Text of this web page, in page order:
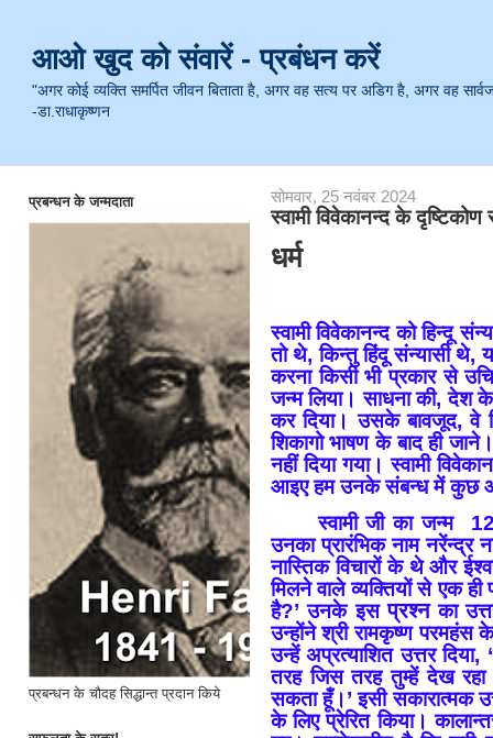
आओ खुद को संवारें - प्रबंधन करें
"अगर कोई व्यक्ति समर्पित जीवन बिताता है, अगर वह सत्य पर अडिग है, अगर वह
-डा.राधाकृष्णन
प्रबन्धन के जन्मदाता
प्रबन्धन के चौदह सिद्धान्त प्रदान किये
सोमवार, 25 नवंबर 2024
स्वामी विवेकानन्द के दृष्टिकोण
धर्म
स्वामी विवेकानन्द को हिन्दू
तो थे, किन्तु हिंदू संन्यासी थे,
करना किसी भी प्रकार से
जन्म लिया। साधना की, देश के
कर दिया। उसके बावजूद, वे
शिकागो भाषण के बाद ही
नहीं दिया गया। स्वामी
आइए हम उनके संबन्ध में कुछ
स्वामी जी का जन्म
उनका प्रारंभिक नाम नरेंन्द्र
नास्तिक विचारों के थे और
मिलने वाले व्यक्तियों से एक
है?’ उनके इसप्रश्नका
उन्होंने श्री रामकृष्ण परमहंस
उन्हें अप्रत्याशित उत्तर
तरह जिस तरह तुम्हें देख रहा
सकता हूँ।’ इसी सकारात्मक
के लिए प्रेरित किया।